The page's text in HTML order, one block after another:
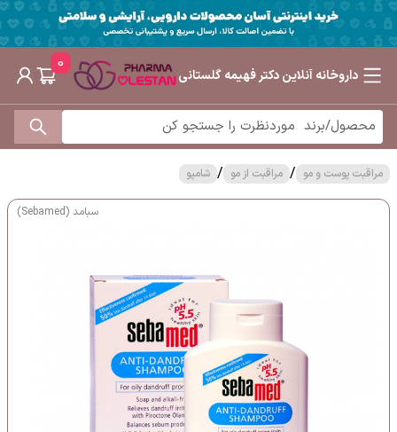
داروخانه آنلاین دکتر فهیمه گلستانی
0
مراقبت پوست و مو / مراقبت از مو / شامپو
سبامد (Sebamed)